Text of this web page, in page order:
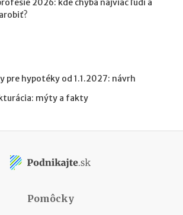
2026: kde chýba najviac ľudí a
pre hypotéky od 1.1.2027: návrh
mýty a fakty
Pomôcky